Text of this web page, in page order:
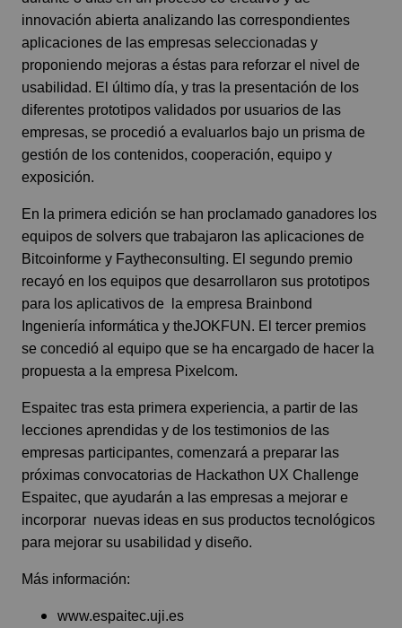
innovación abierta analizando las correspondientes
aplicaciones de las empresas seleccionadas y
proponiendo mejoras a éstas para reforzar el nivel de
usabilidad. El último día, y tras la presentación de los
diferentes prototipos validados por usuarios de las
empresas, se procedió a evaluarlos bajo un prisma de
gestión de los contenidos, cooperación, equipo y
exposición.
En la primera edición se han proclamado ganadores los
equipos de solvers que trabajaron las aplicaciones de
Bitcoinforme y Faytheconsulting. El segundo premio
recayó en los equipos que desarrollaron sus prototipos
para los aplicativos de la empresa Brainbond
Ingeniería informática y theJOKFUN . El tercer premios
se concedió al equipo que se ha encargado de hacer la
propuesta a la empresa Pixelcom.
Espaitec tras esta primera experiencia, a partir de las
lecciones aprendidas y de los testimonios de las
empresas participantes, comenzará a preparar las
próximas convocatorias de Hackathon UX Challenge
Espaitec, que ayudarán a las empresas a mejorar e
incorporar nuevas ideas en sus productos tecnológicos
para mejorar su usabilidad y diseño.
Más información:
www.espaitec.uji.es